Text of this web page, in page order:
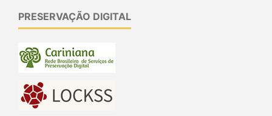
PRESERVAÇÃO DIGITAL